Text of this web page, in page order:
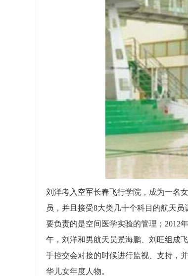
刘洋考入空军长春飞行学院，成为一名
员，并且接受8大类几十个科目的航天
要负责的是空间医学实验的管理；2012
午，刘洋和男航天员景海鹏、刘旺组成
手控交会对接的时候进行监视、支持，
华儿女年度人物。